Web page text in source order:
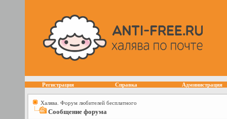
Регистрация Справка Администрация
Халява. Форум любителей бесплатного
Сообщение форума